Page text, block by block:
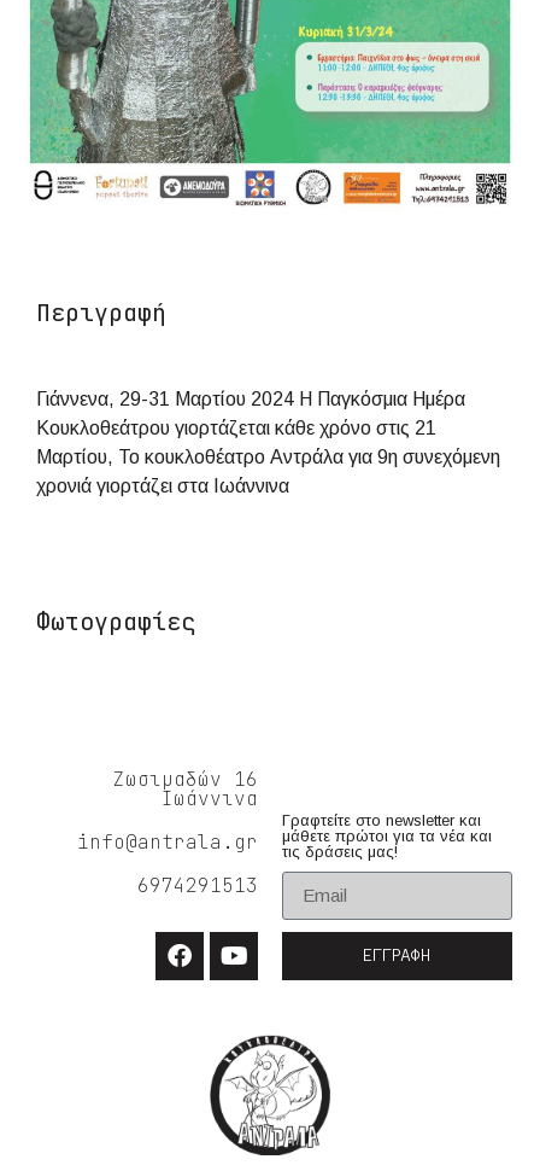
Περιγραφή
Γιάννενα, 29-31 Μαρτίου 2024 Η Παγκόσμια Ημέρα
Κουκλοθεάτρου γιορτάζεται κάθε χρόνο στις 21
Μαρτίου, Το κουκλοθέατρο Αντράλα για 9η συνεχόμενη
χρονιά γιορτάζει στα Ιωάννινα
Φωτογραφίες
Γραφτείτε στο newsletter και
μάθετε πρώτοι για τα νέα και
τις δράσεις μας!
ΕΓΓΡΑΦΉ
Ζωσιμαδών 16
Ιωάννινα
info@antrala.gr
6974291513